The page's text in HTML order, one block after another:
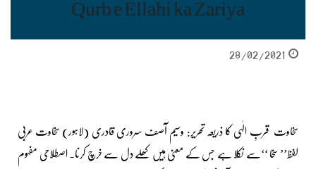
Qurb e Ellahi ka Zariya
28/02/2021
سخاوت قربِ الٰہی کا ذریعہ تحریر: وسیم آصف سروری قادری (لاہور) سخاوت عربی
لفظ’’ سخا ‘‘سے نکلا ہے جس کے معنی ہیں کھلے دل سے خرچ کرنا۔ اصطلاحی مفہوم